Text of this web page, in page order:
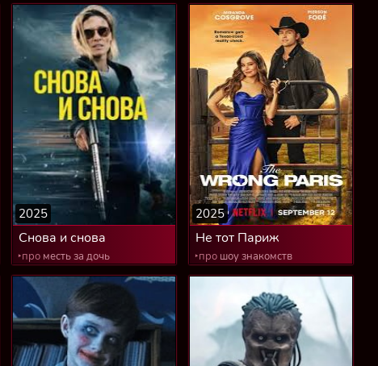
Снова и снова
2025
‣про месть за дочь
Не тот Париж
2025
‣про шоу знакомств